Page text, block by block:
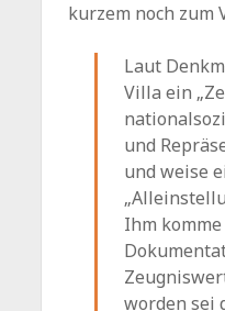
kurzem noch zum
Laut
Villa ein
und
und weise
Ihm
worden sei